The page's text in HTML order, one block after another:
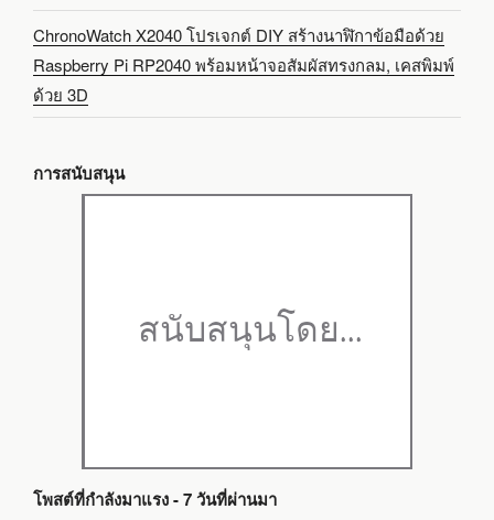
ChronoWatch X2040 โปรเจกต์ DIY สร้างนาฬิกาข้อมือด้วย
Raspberry Pi RP2040 พร้อมหน้าจอสัมผัสทรงกลม, เคสพิมพ์
ด้วย 3D
การสนับสนุน
โพสต์ที่กำลังมาแรง - 7 วันที่ผ่านมา